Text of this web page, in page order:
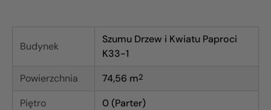
Budynek
Szumu Drzew i Kwiatu Paproci
K33-1
Powierzchnia
74,56 m2
Piętro
0 (Parter)